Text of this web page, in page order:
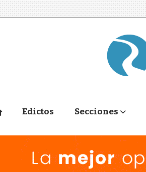
Edictos Secciones